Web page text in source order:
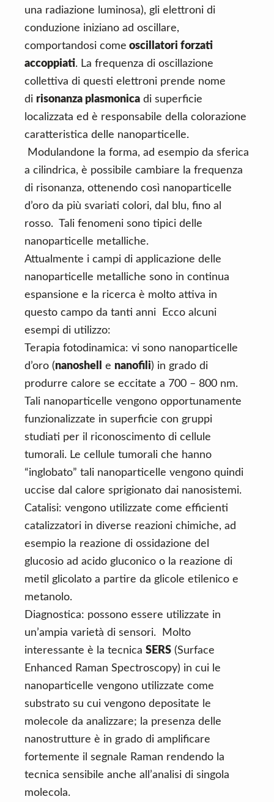
una radiazione luminosa), gli elettroni di
conduzione iniziano ad oscillare,
comportandosi come oscillatori forzati
accoppiati. La frequenza di oscillazione
collettiva di questi elettroni prende nome
di risonanza plasmonica di superficie
localizzata ed è responsabile della colorazione
caratteristica delle nanoparticelle.
Modulandone la forma, ad esempio da sferica
a cilindrica, è possibile cambiare la frequenza
di risonanza, ottenendo così nanoparticelle
d’oro da più svariati colori, dal blu, fino al
rosso. Tali fenomeni sono tipici delle
nanoparticelle metalliche.
Attualmente i campi di applicazione delle
nanoparticelle metalliche sono in continua
espansione e la ricerca è molto attiva in
questo campo da tanti anni Ecco alcuni
esempi di utilizzo:
Terapia fotodinamica: vi sono nanoparticelle
d’oro (nanoshell e nanofili) in grado di
produrre calore se eccitate a 700 – 800 nm.
Tali nanoparticelle vengono opportunamente
funzionalizzate in superficie con gruppi
studiati per il riconoscimento di cellule
tumorali. Le cellule tumorali che hanno
“inglobato” tali nanoparticelle vengono quindi
uccise dal calore sprigionato dai nanosistemi.
Catalisi: vengono utilizzate come efficienti
catalizzatori in diverse reazioni chimiche, ad
esempio la reazione di ossidazione del
glucosio ad acido gluconico o la reazione di
metil glicolato a partire da glicole etilenico e
metanolo.
Diagnostica: possono essere utilizzate in
un’ampia varietà di sensori. Molto
interessante è la tecnica SERS (Surface
Enhanced Raman Spectroscopy) in cui le
nanoparticelle vengono utilizzate come
substrato su cui vengono depositate le
molecole da analizzare; la presenza delle
nanostrutture è in grado di amplificare
fortemente il segnale Raman rendendo la
tecnica sensibile anche all’analisi di singola
molecola.